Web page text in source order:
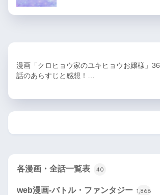
漫画「クロヒョウ家のユキヒョウお嬢様」36
話のあらすじと感想！…
各漫画・全話一覧表 40
web漫画-バトル・ファンタジー 1,866